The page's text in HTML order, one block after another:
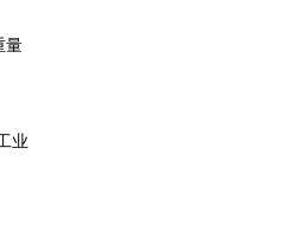
量
业